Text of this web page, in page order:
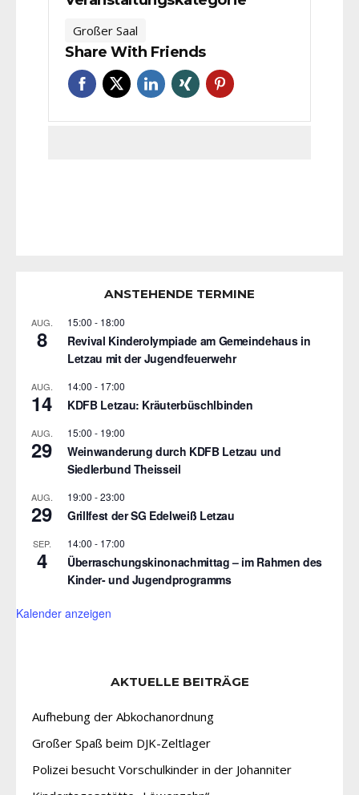
Großer Saal
Share With Friends
ANSTEHENDE TERMINE
AUG.
8
15:00 - 18:00
Revival Kinderolympiade am Gemeindehaus in
Letzau mit der Jugendfeuerwehr
AUG.
14
14:00 - 17:00
KDFB Letzau: Kräuterbüschlbinden
AUG.
29
15:00 - 19:00
Weinwanderung durch KDFB Letzau und
Siedlerbund Theisseil
AUG.
29
19:00 -23:00
Grillfest der SG Edelweiß Letzau
SEP.
4
14:00 - 17:00
Überraschungskinonachmittag – im Rahmen des
Kinder- und Jugendprogramms
Kalender anzeigen
AKTUELLE BEITRÄGE
Aufhebung der Abkochanordnung
Großer Spaß beim DJK-Zeltlager
Polizei besucht Vorschulkinder in der Johanniter